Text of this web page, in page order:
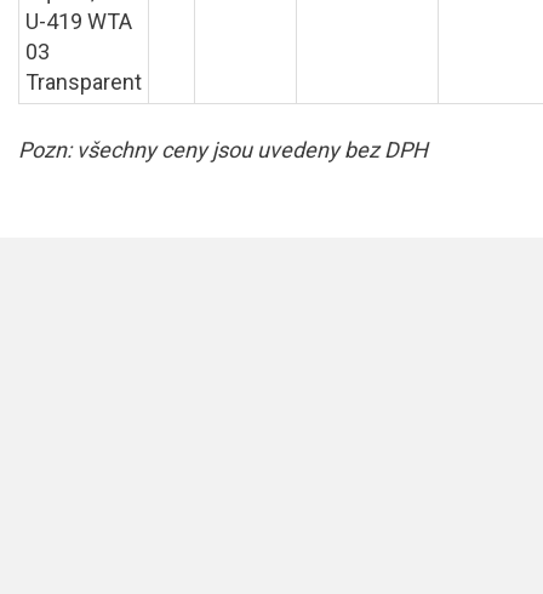
U-419 WTA
03
Transparent
Pozn: všechny ceny jsou uvedeny bez DPH